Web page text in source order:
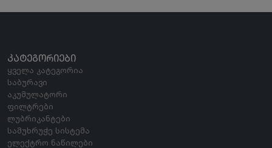
ᲙᲐᲢᲔᲒᲝᲠᲘᲔᲑᲘ
ყველა კატეგორია
საბურავი
აკუმულატორი
ფილტრები
ლუბრიკანტები
სამუხრუჭე სისტემა
ელექტრო ნაწილები